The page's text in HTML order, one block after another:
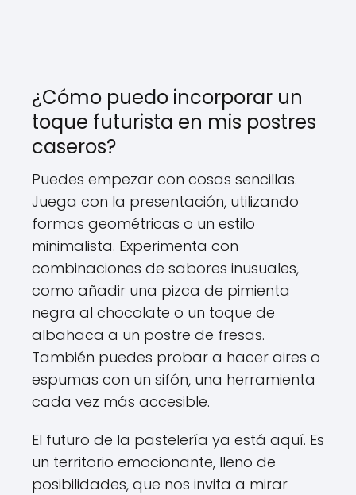
¿Cómo puedo incorporar un
toque futurista en mis postres
caseros?
Puedes empezar con cosas sencillas.
Juega con la presentación, utilizando
formas geométricas o un estilo
minimalista. Experimenta con
combinaciones de sabores inusuales,
como añadir una pizca de pimienta
negra al chocolate o un toque de
albahaca a un postre de fresas.
También puedes probar a hacer aires o
espumas con un sifón, una herramienta
cada vez más accesible.
El futuro de la pastelería ya está aquí. Es
un territorio emocionante, lleno de
posibilidades, que nos invita a mirar